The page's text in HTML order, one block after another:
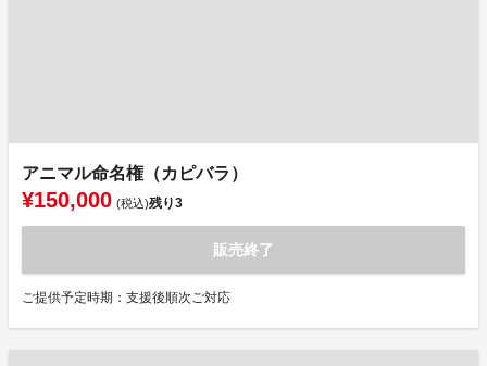
アニマル命名権（カピバラ）
¥150,000 (税込)残り3
販売終了
ご提供予定時期：支援後順次ご対応